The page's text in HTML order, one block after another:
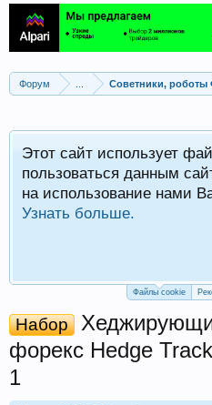
Форум
Этот сайт использует
пользоваться данным
на использование нами
Узнать больше.
Файлы cookie
Набор
форекс Hedge
1